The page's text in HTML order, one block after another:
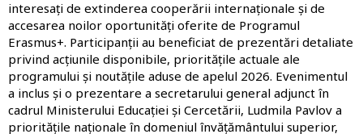
interesați de extinderea cooperării internaționale și de
accesarea noilor oportunități oferite de Programul
Erasmus+. Participanții au beneficiat de prezentări detaliate
privind acțiunile disponibile, prioritățile actuale ale
programului și noutățile aduse de apelul 2026. Evenimentul
a inclus și o prezentare a secretarului general adjunct în
cadrul Ministerului Educației și Cercetării, Ludmila Pavlov a
prioritățile naționale în domeniul învățământului superior,